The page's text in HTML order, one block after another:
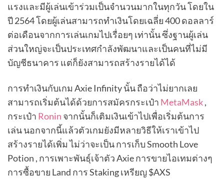
แรงและมีผู้เล่นเข้าร่วมเป็นจำนวนมากในทุกวัน โดยใน
ปี 2564 โดยผู้เล่นสามารถทำเงินโดยเฉลี่ย 400 ดอลลาร์
ต่อเดือนจากการเล่นเกมไปเรื่อยๆ เท่านั้น ซึ่งฐานผู้เล่น
ส่วนใหญ่จะเป็นประเทศกำลังพัฒนาและเป็นคนที่ไม่มี
บัญชีธนาคาร แต่ก็ยังสามารถสร้างรายได้ได้
การทำเงินกับเกม Axie Infinity นั้น ถือว่าไม่ยากเลย
สามารถเริ่มต้นได้ด้วยการสมัครกระเป๋า MetaMask,
กระเป๋า Ronin จากนั้นก็เติมเงินเข้าไปเพื่อเริ่มต้นการ
เล่น นอกจากนี้แล้วตัวเกมยังมีหลายวิธีให้เราเข้าไป
สร้างรายได้เพิ่ม ไม่ว่าจะเป็น การเก็บ Smooth Love
Potion , การเพาะพันธุ์เจ้าตัว Axie การขายไอเทมต่างๆ
การซื้อขาย Land การ Staking เหรียญ $AXS